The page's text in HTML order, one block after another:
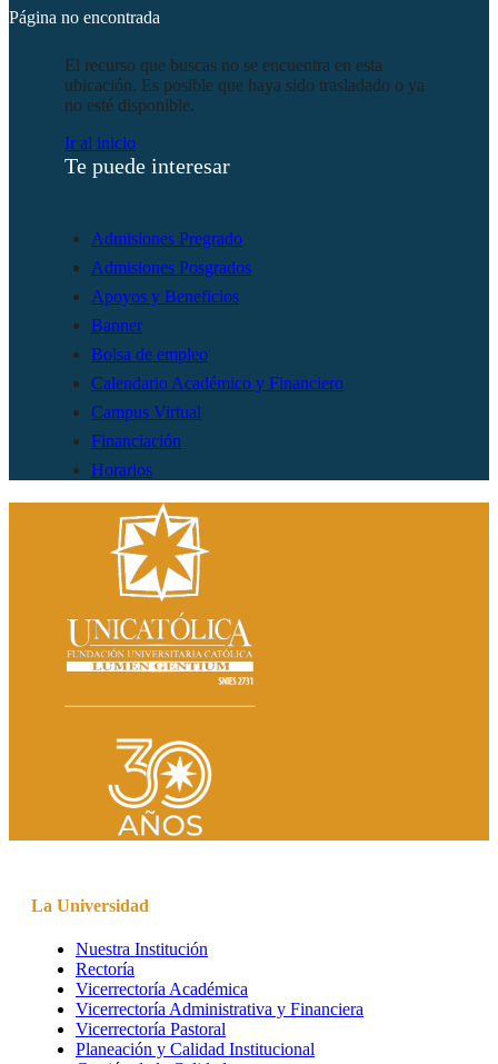
Página no encontrada
El recurso que buscas no se encuentra en esta
ubicación. Es posible que haya sido trasladado o ya
no esté disponible.
Ir al inicio
Te puede interesar
Admisiones Pregrado
Admisiones Posgrados
Apoyos y Beneficios
Banner
Bolsa de empleo
Calendario Académico y Financiero
Campus Virtual
Financiación
Horarios
La Universidad
Nuestra Institución
Rectoría
Vicerrectoría Académica
Vicerrectoría Administrativa y Financiera
Vicerrectoría Pastoral
Planeación y Calidad Institucional